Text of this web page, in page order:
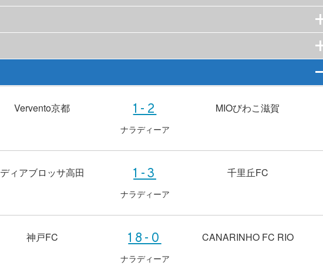
Vervento京都 1-2 MIOびわこ滋賀
ナラディーア
ディアブロッサ高田 1-3 千里丘FC
ナラディーア
神戸FC 18-0 CANARINHO FC RIO
ナラディーア